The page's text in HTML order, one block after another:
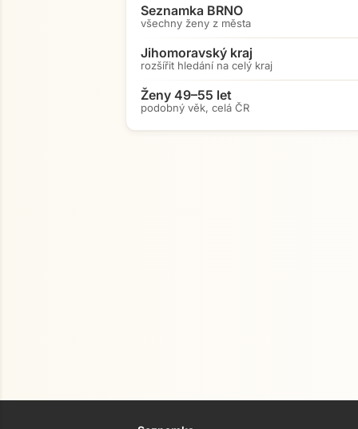
Seznamka BRNO
všechny ženy z města
Jihomoravský kraj
rozšířit hledání na celý kraj
Ženy 49–55 let
podobný věk, celá ČR